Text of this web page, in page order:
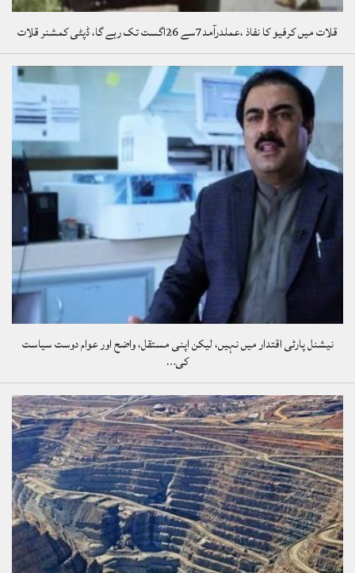
قلات میں کرفیو کا نفاذ ،عملدرآمد7سے 26اگست تک رہے گا، ڈپٹی کمشنر قلات
نیشنل پارٹی اقتدار میں نہیں، لیکن اپنی مستقل، واضح اور عوام دوست سیاست
کی…